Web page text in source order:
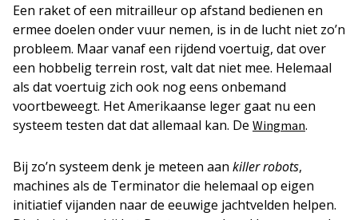
Een raket of een mitrailleur op afstand bedienen en
ermee doelen onder vuur nemen, is in de lucht niet zo’n
probleem. Maar vanaf een rijdend voertuig, dat over
een hobbelig terrein rost, valt dat niet mee. Helemaal
als dat voertuig zich ook nog eens onbemand
voortbeweegt. Het Amerikaanse leger gaat nu een
systeem testen dat dat allemaal kan. De Wingman.
Bij zo’n systeem denk je meteen aan killer robots,
machines als de Terminator die helemaal op eigen
initiatief vijanden naar de eeuwige jachtvelden helpen.